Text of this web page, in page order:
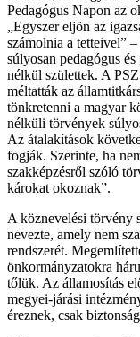
Pedagógus Napon az
„Egyszer eljön az
számolnia a tetteivel”
súlyosan pedagógus
nélkül születtek. A
méltatták az
tönkretenni a magyar
nélküli törvények
Az átalakítások
fogják. Szerinte, ha
szakképzésről szóló
károkat okoznak”.
A köznevelési törvény
nevezte, amely nem
rendszerét.
önkormányzatokra
tőlük. Az államosítás
megyei-járási
éreznek, csak